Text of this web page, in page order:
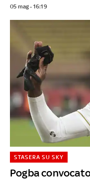
05 mag - 16:19
Pogba
STASERA SU SKY